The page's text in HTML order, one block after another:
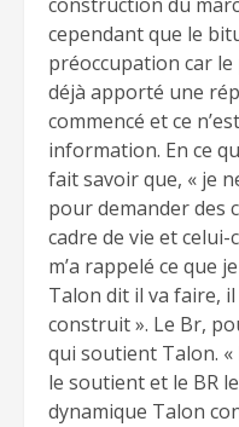
cependant que le
préoccupation car
déjà apporté une
commencé et ce
information. En ce
fait savoir que, « je
pour demander des
cadre de vie et
m’a rappelé ce que
Talon dit il va faire,
construit ». Le Br,
qui soutient Talon. «
le soutient et le BR
dynamique Talon